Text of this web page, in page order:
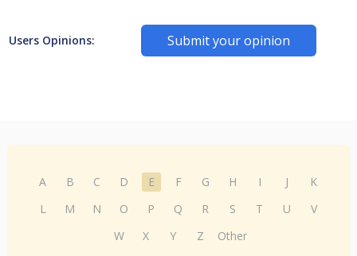
Users Opinions: Submit your opinion
A B C D E F G H I J
K
L
M N O P Q R S T U
V
W
X Y Z Other